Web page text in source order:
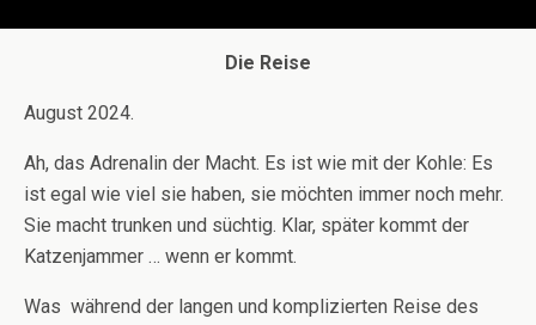
Die Reise
August 2024.
Ah, das Adrenalin der Macht. Es ist wie mit der Kohle: Es
ist egal wie viel sie haben, sie möchten immer noch mehr.
Sie macht trunken und süchtig. Klar, später kommt der
Katzenjammer … wenn er kommt.
Was während der langen und komplizierten Reise des